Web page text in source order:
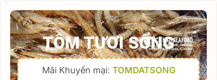
TÔM TƯƠI SỐNG
Mãi Khuyến mại: TOMDATSONG